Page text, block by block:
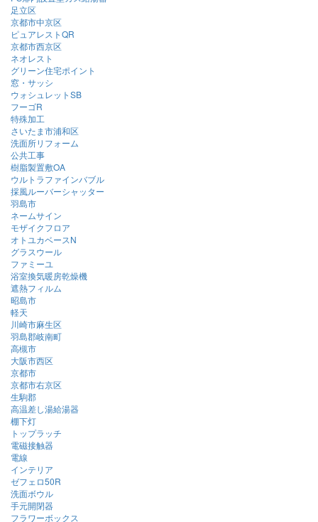
足立区
京都市中京区
ピュアレストQR
京都市西京区
ネオレスト
グリーン住宅ポイント
窓・サッシ
ウォシュレットSB
フーゴR
特殊加工
さいたま市浦和区
洗面所リフォーム
公共工事
樹脂製置敷OA
ウルトラファインバブル
採風ルーバーシャッター
羽島市
ネームサイン
モザイクフロア
オトユカベースN
グラスウール
ファミーユ
浴室換気暖房乾燥機
遮熱フィルム
昭島市
軽天
川崎市麻生区
羽島郡岐南町
高槻市
大阪市西区
京都市
京都市右京区
生駒郡
高温差し湯給湯器
棚下灯
トップラッチ
電磁接触器
電線
インテリア
ゼフェロ50R
洗面ボウル
手元開閉器
フラワーボックス